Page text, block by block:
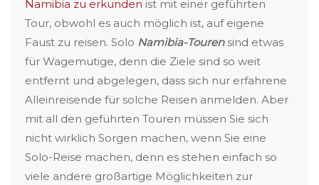
Namibia zu erkunden ist mit einer geführten
Tour, obwohl es auch möglich ist, auf eigene
Faust zu reisen. Solo Namibia-Tourensind etwas
für Wagemutige, denn die Ziele sind so weit
entfernt und abgelegen, dass sich nur erfahrene
Alleinreisende für solche Reisen anmelden. Aber
mit all den geführten Touren müssen Sie sich
nicht wirklich Sorgen machen, wenn Sie eine
Solo-Reise machen, denn es stehen einfach so
viele andere großartige Möglichkeiten zur